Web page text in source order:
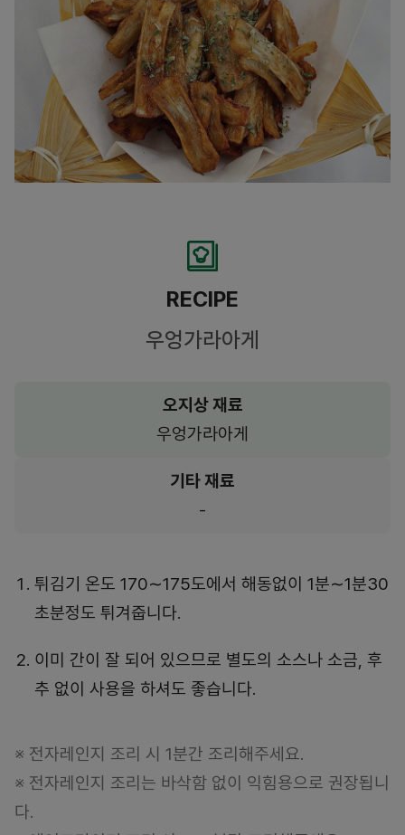
RECIPE
우엉가라아게
오지상 재료
우엉가라아게
기타 재료
-
튀김기 온도 170∼175도에서 해동없이 1분∼1분30
초분정도 튀겨줍니다.
이미 간이 잘 되어 있으므로 별도의 소스나 소금, 후
추 없이 사용을 하셔도 좋습니다.
※ 전자레인지 조리 시 1분간 조리해주세요.
※ 전자레인지 조리는 바삭함 없이 익힘용으로 권장됩니
다.